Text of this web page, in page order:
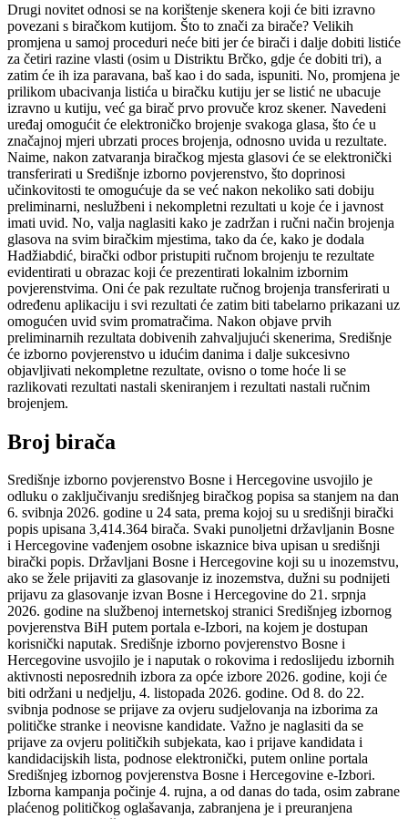
Drugi novitet odnosi se na korištenje skenera koji će biti izravno
povezani s biračkom kutijom. Što to znači za birače? Velikih
promjena u samoj proceduri neće biti jer će birači i dalje dobiti listiće
za četiri razine vlasti (osim u Distriktu Brčko, gdje će dobiti tri), a
zatim će ih iza paravana, baš kao i do sada, ispuniti. No, promjena je
prilikom ubacivanja listića u biračku kutiju jer se listić ne ubacuje
izravno u kutiju, već ga birač prvo provuče kroz skener. Navedeni
uređaj omogućit će elektroničko brojenje svakoga glasa, što će u
značajnoj mjeri ubrzati proces brojenja, odnosno uvida u rezultate.
Naime, nakon zatvaranja biračkog mjesta glasovi će se elektronički
transferirati u Središnje izborno povjerenstvo, što doprinosi
učinkovitosti te omogućuje da se već nakon nekoliko sati dobiju
preliminarni, neslužbeni i nekompletni rezultati u koje će i javnost
imati uvid. No, valja naglasiti kako je zadržan i ručni način brojenja
glasova na svim biračkim mjestima, tako da će, kako je dodala
Hadžiabdić, birački odbor pristupiti ručnom brojenju te rezultate
evidentirati u obrazac koji će prezentirati lokalnim izbornim
povjerenstvima. Oni će pak rezultate ručnog brojenja transferirati u
određenu aplikaciju i svi rezultati će zatim biti tabelarno prikazani uz
omogućen uvid svim promatračima. Nakon objave prvih
preliminarnih rezultata dobivenih zahvaljujući skenerima, Središnje
će izborno povjerenstvo u idućim danima i dalje sukcesivno
objavljivati nekompletne rezultate, ovisno o tome hoće li se
razlikovati rezultati nastali skeniranjem i rezultati nastali ručnim
brojenjem.
Broj birača
Središnje izborno povjerenstvo Bosne i Hercegovine usvojilo je
odluku o zaključivanju središnjeg biračkog popisa sa stanjem na dan
6. svibnja 2026. godine u 24 sata, prema kojoj su u središnji birački
popis upisana 3,414.364 birača. Svaki punoljetni državljanin Bosne
i Hercegovine vađenjem osobne iskaznice biva upisan u središnji
birački popis. Državljani Bosne i Hercegovine koji su u inozemstvu,
ako se žele prijaviti za glasovanje iz inozemstva, dužni su podnijeti
prijavu za glasovanje izvan Bosne i Hercegovine do 21. srpnja
2026. godine na službenoj internetskoj stranici Središnjeg izbornog
povjerenstva BiH putem portala e-Izbori, na kojem je dostupan
korisnički naputak. Središnje izborno povjerenstvo Bosne i
Hercegovine usvojilo je i naputak o rokovima i redoslijedu izbornih
aktivnosti neposrednih izbora za opće izbore 2026. godine, koji će
biti održani u nedjelju, 4. listopada 2026. godine. Od 8. do 22.
svibnja podnose se prijave za ovjeru sudjelovanja na izborima za
političke stranke i neovisne kandidate. Važno je naglasiti da se
prijave za ovjeru političkih subjekata, kao i prijave kandidata i
kandidacijskih lista, podnose elektronički, putem online portala
Središnjeg izbornog povjerenstva Bosne i Hercegovine e-Izbori.
Izborna kampanja počinje 4. rujna, a od danas do tada, osim zabrane
plaćenog političkog oglašavanja, zabranjena je i preuranjena